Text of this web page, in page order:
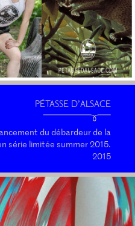
PÉTASSE D’ALSACE
du débardeur de la
série limitée summer 2015.
2015